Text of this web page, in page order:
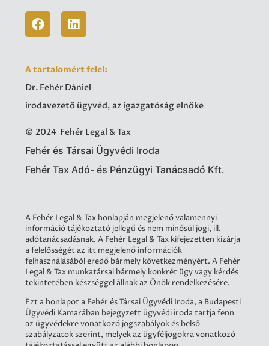
A tartalomért felel:
Dr. Fehér Dániel
irodavezető ügyvéd, az igazgatóság elnöke
© 2024 Fehér Legal & Tax
Fehér és Társai Ügyvédi Iroda
Fehér Tax Adó- és Pénzügyi Tanácsadó Kft.
A Fehér Legal & Tax honlapján megjelenő valamennyi
információ tájékoztató jellegű és nem minősül jogi, ill.
adótanácsadásnak. A Fehér Legal & Tax kifejezetten kizárja
a felelősségét az itt megjelenő információk
felhasználásából eredő bármely következményért. A Fehér
Legal & Tax munkatársai bármely konkrét ügy vagy kérdés
tekintetében készséggel állnak az Önök rendelkezésére.
Ezt a honlapot a Fehér és Társai Ügyvédi Iroda, a Budapesti
Ügyvédi Kamarában bejegyzett ügyvédi iroda tartja fenn
az ügyvédekre vonatkozó jogszabályok és belső
szabályzatok szerint, melyek az ügyféljogokra vonatkozó